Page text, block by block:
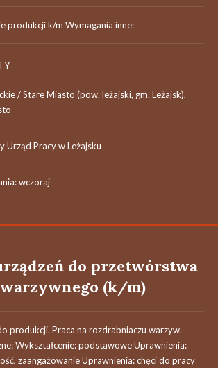
produkcji k/m Wymagania inne:
/ Stare Miasto (pow. leżajski, gm. Leżajsk),
Urząd Pracy w Leżajsku
wczoraj
do przetwórstwa
(k/m)
produkcji. Praca na rozdrabniaczu warzyw.
Wykształcenie: podstawowe Uprawnienia:
zaangażowanie Uprawnienia: chęci do pracy